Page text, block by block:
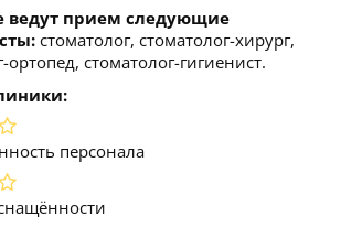
ведут прием следующие
стоматолог, стоматолог-хирург,
ортопед, стоматолог-гигиенист.
персонала